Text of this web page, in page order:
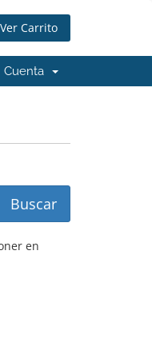
Ver Carrito
Cuenta
en